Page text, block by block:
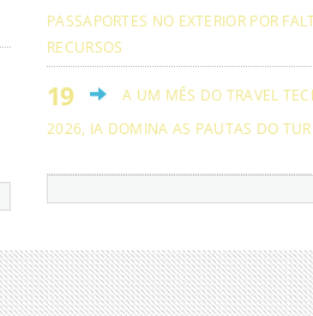
PASSAPORTES NO EXTERIOR POR
RECURSOS
A UM MÊS DO TRAVEL
2026, IA DOMINA AS PAUTAS DO